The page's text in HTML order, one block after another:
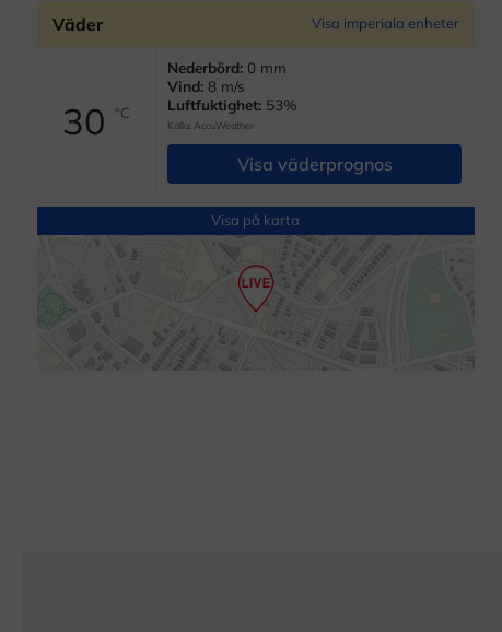
Väder Visa imperiala enheter
30°C
Nederbörd: 0 mm
Vind: 8 m/s
Luftfuktighet: 53%
Källa: AccuWeather
Visa väderprognos
Visa på karta